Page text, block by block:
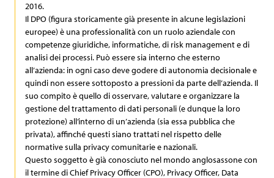
2016.
Il DPO (figura storicamente già presente in alcune legislazioni
europee) è una professionalità con un ruolo aziendale con
competenze giuridiche, informatiche, di risk management e di
analisi dei processi. Può essere sia interno che esterno
all’azienda: in ogni caso deve godere di autonomia decisionale e
quindi non essere sottoposto a pressioni da parte dell’azienda. Il
suo compito è quello di osservare, valutare e organizzare la
gestione del trattamento di dati personali (e dunque la loro
protezione) all’interno di un’azienda (sia essa pubblica che
privata), affinché questi siano trattati nel rispetto delle
normative sulla privacy comunitarie e nazionali.
Questo soggetto è già conosciuto nel mondo anglosassone con
il termine di Chief Privacy Officer (CPO), Privacy Officer, Data